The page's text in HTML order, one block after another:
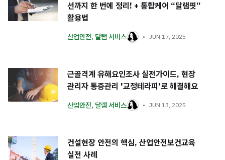
선까지 한 번에 정리! + 통합케어 “달램핏”
활용법
산업안전, 달램 서비스 JUN 17, 2025
근골격계 유해요인조사 실전가이드, 현장
관리자 통증관리 '교정테라피'로 해결해요
산업안전, 달램 서비스 JUN 13, 2025
건설현장 안전의 핵심, 산업안전보건교육
실전 사례